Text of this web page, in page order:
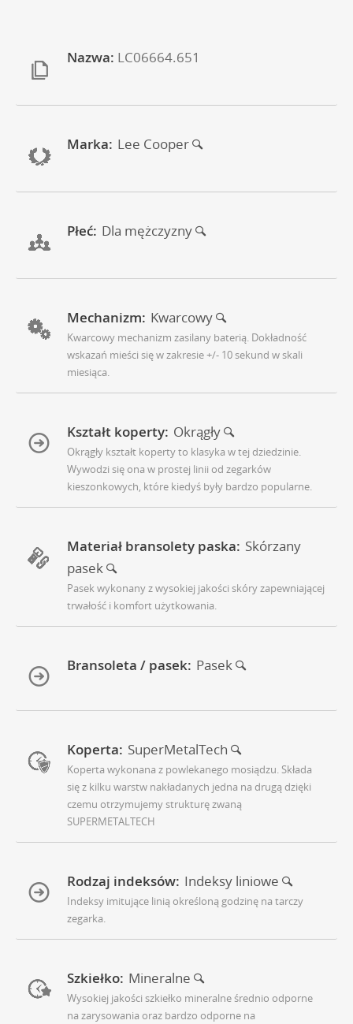
Nazwa: LC06664.651
Marka: Lee Cooper
Płeć: Dla mężczyzny
Mechanizm: Kwarcowy
Kwarcowy mechanizm zasilany baterią. Dokładność
wskazań mieści się w zakresie +/- 10 sekund w skali
miesiąca.
Kształt koperty: Okrągły
Okrągły kształt koperty to klasyka w tej dziedzinie.
Wywodzi się ona w prostej linii od zegarków
kieszonkowych, które kiedyś były bardzo popularne.
Materiał bransolety paska: Skórzany
pasek
Pasek wykonany z wysokiej jakości skóry zapewniającej
trwałość i komfort użytkowania.
Bransoleta / pasek: Pasek
Koperta: SuperMetalTech
Koperta wykonana z powlekanego mosiądzu. Składa
się z kilku warstw nakładanych jedna na drugą dzięki
czemu otrzymujemy strukturę zwaną
SUPERMETALTECH
Rodzaj indeksów: Indeksy liniowe
Indeksy imitujące linią określoną godzinę na tarczy
zegarka.
Szkiełko: Mineralne
Wysokiej jakości szkiełko mineralne średnio odporne
na zarysowania oraz bardzo odporne na